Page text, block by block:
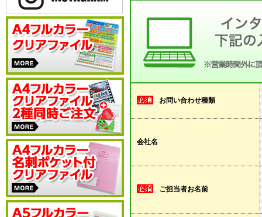
お問い合わせ種類
会社名
ご担当者お名前